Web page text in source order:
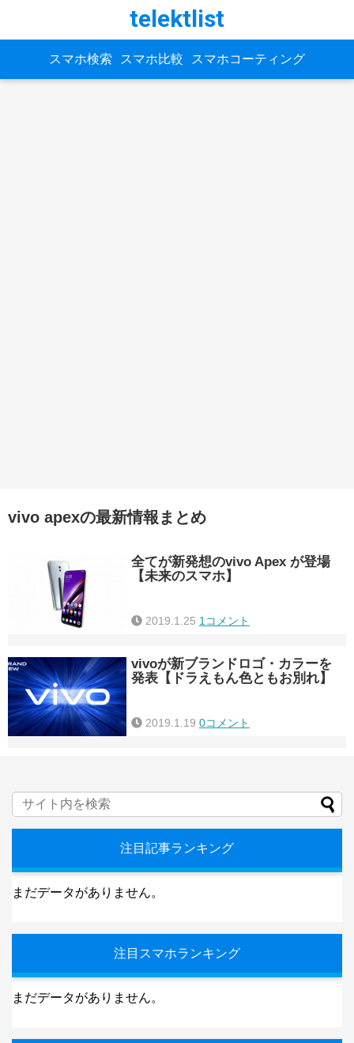
telektlist
スマホ検索 スマホ比較 スマホコーティング
vivo apexの最新情報まとめ
全てが新発想のvivo Apex が登場
【未来のスマホ】
2019.1.25 1コメント
vivoが新ブランドロゴ・カラーを
発表【ドラえもん色ともお別れ】
2019.1.19 0コメント
注目記事ランキング
まだデータがありません。
注目スマホランキング
まだデータがありません。